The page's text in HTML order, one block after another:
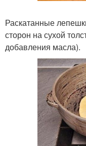
Раскатанные
сторон на сухой
добавления масла).